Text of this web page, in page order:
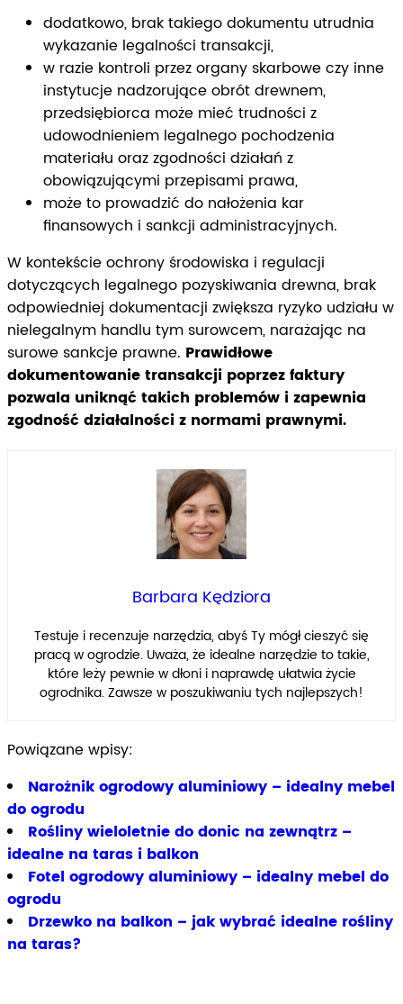
dodatkowo, brak takiego dokumentu utrudnia
wykazanie legalności transakcji,
w razie kontroli przez organy skarbowe czy inne
instytucje nadzorujące obrót drewnem,
przedsiębiorca może mieć trudności z
udowodnieniem legalnego pochodzenia
materiału oraz zgodności działań z
obowiązującymi przepisami prawa,
może to prowadzić do nałożenia kar
finansowych i sankcji administracyjnych.
W kontekście ochrony środowiska i regulacji
dotyczących legalnego pozyskiwania drewna, brak
odpowiedniej dokumentacji zwiększa ryzyko udziału w
nielegalnym handlu tym surowcem, narażając na
surowe sankcje prawne. Prawidłowe
dokumentowanie transakcji poprzez faktury
pozwala uniknąć takich problemów i zapewnia
zgodność działalności z normami prawnymi.
Barbara Kędziora
Testuje i recenzuje narzędzia, abyś Ty mógł cieszyć się
pracą w ogrodzie. Uważa, że idealne narzędzie to takie,
które leży pewnie w dłoni i naprawdę ułatwia życie
ogrodnika. Zawsze w poszukiwaniu tych najlepszych!
Powiązane wpisy:
Narożnik ogrodowy aluminiowy – idealny mebel
do ogrodu
Rośliny wieloletnie do donic na zewnątrz –
idealne na taras i balkon
Fotel ogrodowy aluminiowy – idealny mebel do
ogrodu
Drzewko na balkon – jak wybrać idealne rośliny
na taras?